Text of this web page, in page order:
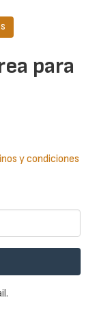
para
y condiciones